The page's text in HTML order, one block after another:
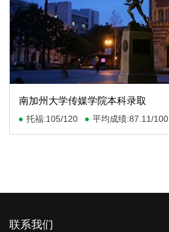
南加州大学传媒学院本科录取
托福:105/120 平均成绩:87.11/100
联系我们